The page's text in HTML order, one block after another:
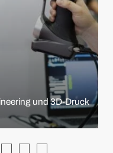
und 3D-Druck